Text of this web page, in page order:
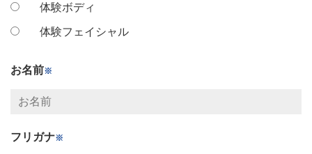
体験ボディ
体験フェイシャル
お名前※
フリガナ※